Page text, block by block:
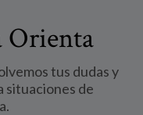
Orienta
tus dudas y
situaciones de